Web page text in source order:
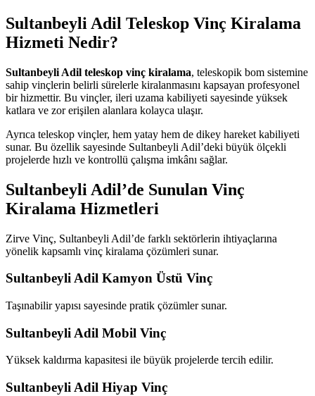
Sultanbeyli Adil Teleskop Vinç Kiralama
Hizmeti Nedir?
Sultanbeyli Adil teleskop vinç kiralama, teleskopik bom sistemine
sahip vinçlerin belirli sürelerle kiralanmasını kapsayan profesyonel
bir hizmettir. Bu vinçler, ileri uzama kabiliyeti sayesinde yüksek
katlara ve zor erişilen alanlara kolayca ulaşır.
Ayrıca teleskop vinçler, hem yatay hem de dikey hareket kabiliyeti
sunar. Bu özellik sayesinde Sultanbeyli Adil’deki büyük ölçekli
projelerde hızlı ve kontrollü çalışma imkânı sağlar.
Sultanbeyli Adil’de Sunulan Vinç
Kiralama Hizmetleri
Zirve Vinç, Sultanbeyli Adil’de farklı sektörlerin ihtiyaçlarına
yönelik kapsamlı vinç kiralama çözümleri sunar.
Sultanbeyli Adil Kamyon Üstü Vinç
Taşınabilir yapısı sayesinde pratik çözümler sunar.
Sultanbeyli Adil Mobil Vinç
Yüksek kaldırma kapasitesi ile büyük projelerde tercih edilir.
Sultanbeyli Adil Hiyap Vinç